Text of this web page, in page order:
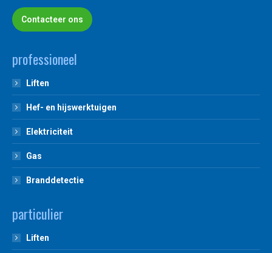
Contacteer ons
professioneel
Liften
Hef- en hijswerktuigen
Elektriciteit
Gas
Branddetectie
particulier
Liften